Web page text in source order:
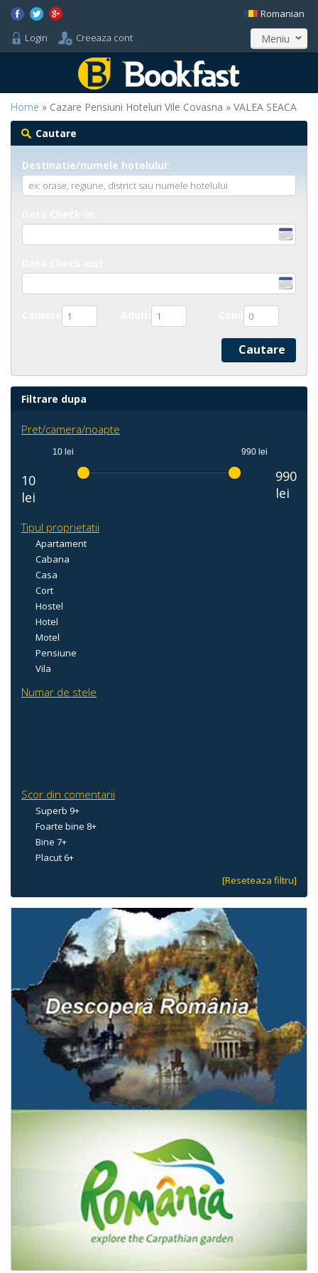
Login Creeaza cont
Romanian
Meniu
Home » Cazare Pensiuni Hoteluri Vile Covasna » VALEA SEACA
Cautare
Destinatie/numele hotelului:
1 1 0
Filtrare dupa
Pret/camera/noapte
10
lei
10 lei 990 lei
990
lei
Tipul proprietatii
Apartament
Cabana
Casa
Cort
Hostel
Hotel
Motel
Pensiune
Vila
Numar de stele
Scor din comentarii
Superb 9+
Foarte bine 8+
Bine 7+
Placut 6+
[Reseteaza filtru]